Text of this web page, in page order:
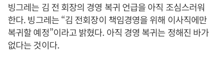
빙그레는 김 전 회장의 경영 복귀 언급을 아직 조심스러워
한다. 빙그레는 “김 전회장이 책임경영을 위해 이사직에만
복귀할 예정”이라고 밝혔다. 아직 경영 복귀는 정해진 바가
없다는 것이다.